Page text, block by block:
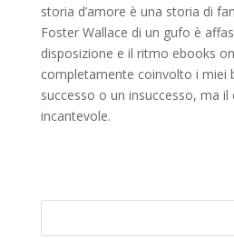
storia d’amore è una storia di
Foster Wallace di un gufo è
disposizione e il ritmo ebooks
completamente coinvolto i miei
successo o un insuccesso, ma
incantevole.